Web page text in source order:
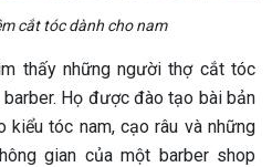
cắt tóc dành cho nam
thấy những người thợ cắt tóc
Họ được đào tạo bài bản
tóc nam, cạo râu và những
gian của một barber shop